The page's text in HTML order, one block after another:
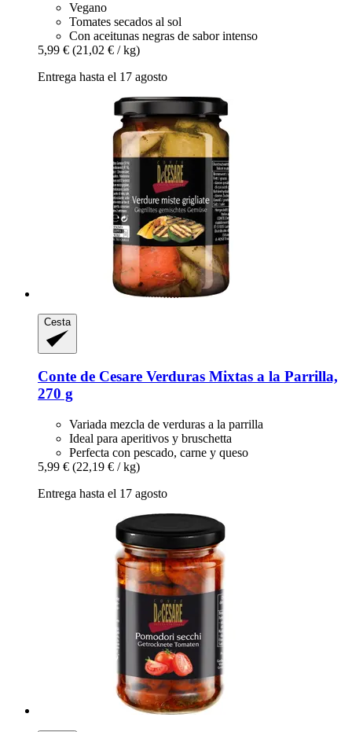
Vegano
Tomates secados al sol
Con aceitunas negras de sabor intenso
5,99 € (21,02 € / kg)
Entrega hasta el 17 agosto
Cesta
Conte de Cesare Verduras Mixtas a la Parrilla,
270 g
Variada mezcla de verduras a la parrilla
Ideal para aperitivos y bruschetta
Perfecta con pescado, carne y queso
5,99 € (22,19 € / kg)
Entrega hasta el 17 agosto